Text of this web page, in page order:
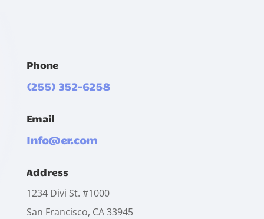
Phone
(255) 352-6258
Email
Info@er.com
Address
1234 Divi St. #1000
San Francisco, CA 33945